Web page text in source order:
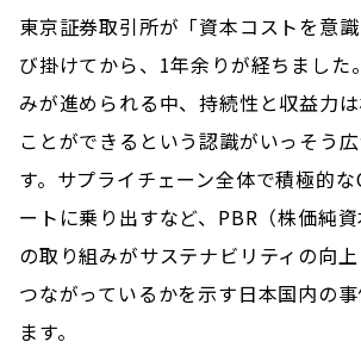
東京証券取引所が「資本コストを意
び掛けてから、1年余りが経ちました
みが進められる中、持続性と収益力
ことができるという認識がいっそう
す。サプライチェーン全体で積極的
ートに乗り出すなど、PBR（株価純
の取り組みがサステナビリティの向
つながっているかを示す日本国内の
ます。